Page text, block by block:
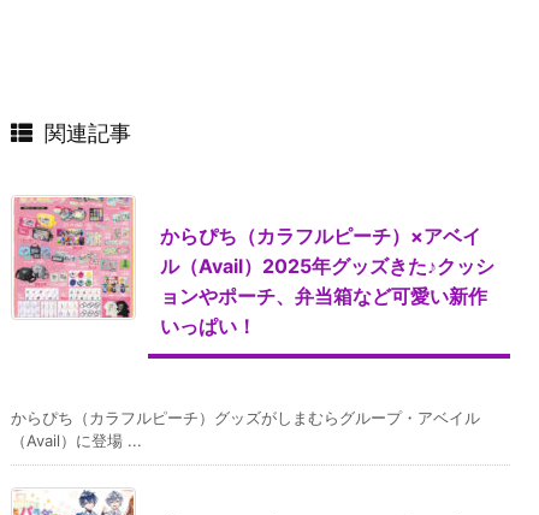
関連記事
からぴち（カラフルピーチ）×アベイ
ル（Avail）2025年グッズきた♪クッシ
ョンやポーチ、弁当箱など可愛い新作
いっぱい！
からぴち（カラフルピーチ）グッズがしまむらグループ・アベイル
（Avail）に登場 ...